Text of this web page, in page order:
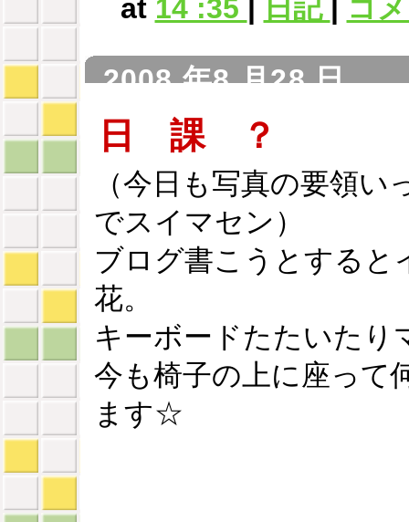
at 14 :35 | 日記 | コ
2008 年8 月28 日
日 課 ？
（今日も写真の要領
でスイマセン）
ブログ書こうとすると
花。
キーボードたたいたり
今も椅子の上に座って
ます☆